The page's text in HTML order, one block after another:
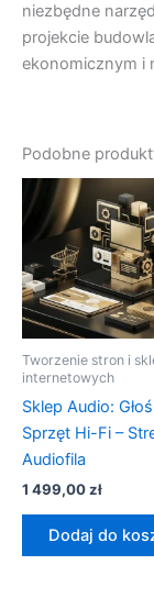
niezbędne
projekcie
ekonomicznym i
Podobne
Tworzenie stron i
internetowych
Sklep Audio:
Sprzęt Hi-Fi –
Audiofila
1 499,00zł
Dodaj do